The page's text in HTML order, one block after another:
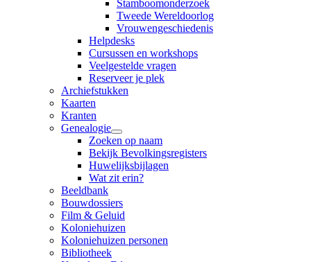
Stamboomonderzoek
Tweede Wereldoorlog
Vrouwengeschiedenis
Helpdesks
Cursussen en workshops
Veelgestelde vragen
Reserveer je plek
Archiefstukken
Kaarten
Kranten
Genealogie
Zoeken op naam
Bekijk Bevolkingsregisters
Huwelijksbijlagen
Wat zit erin?
Beeldbank
Bouwdossiers
Film & Geluid
Koloniehuizen
Koloniehuizen personen
Bibliotheek